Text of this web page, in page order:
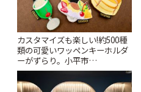
カスタマイズも楽しい!約500種
類の可愛いワッペンキーホルダ
ーがずらり。小平市
「Kimamaya T&K」 | ことりっ
ぷ